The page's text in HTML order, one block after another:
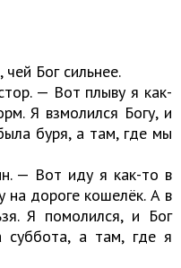
Бог сильнее.
— Вот плыву я как-
Я взмолился Богу, и
буря, а там, где мы
— Вот иду я как-то в
на дороге кошелёк. А в
Я помолился, и Бог
суббота, а там, где я